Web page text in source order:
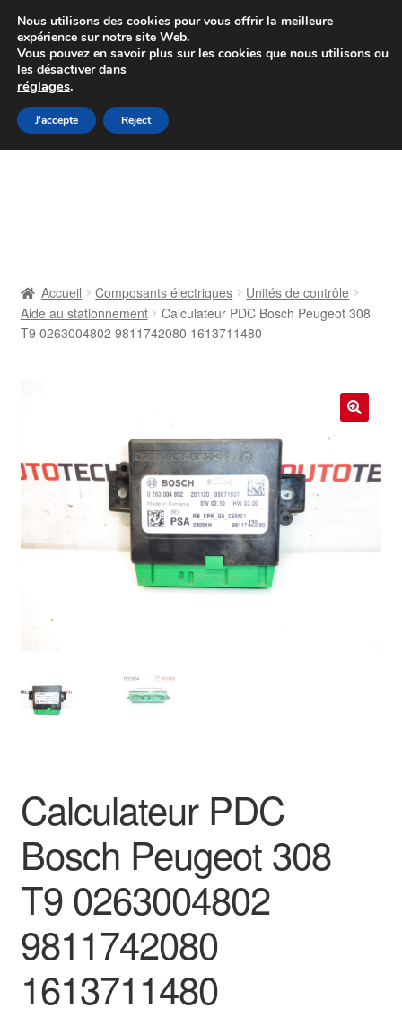
Colissimo livraison à partir de 7 EUR
Du lundi au vendredi de 9 h à 16 h
Aller
à
Aller
au
Contact
Mon compte
Paiements
Panier
Procédure de Réclamation
Accueil Composants électriques
Unités de contrôle
Aide au stationnement
Calculateur PDC Bosch Peugeot 308
T9 0263004802 9811742080 1613711480
Calculateur PDC
Bosch Peugeot 308
T9 0263004802
9811742080
1613711480
Nous utilisons des cookies pour vous offrir la meilleure
expérience sur notre site Web.
Vous pouvez en savoir plus sur les cookies que nous utilisons ou
les désactiver dans
réglages.
J'accepte Reject